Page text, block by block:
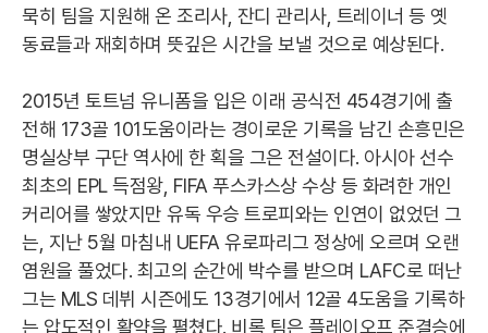
묵히 팀을 지원해 온 조리사, 잔디 관리사, 트레이너 등 옛
동료들과 재회하며 뜻깊은 시간을 보낼 것으로 예상된다.
2015년 토트넘 유니폼을 입은 이래 공식전 454경기에 출
전해 173골 101도움이라는 경이로운 기록을 남긴 손흥민은
명실상부 구단 역사에 한 획을 그은 전설이다. 아시아 선수
최초의 EPL 득점왕, FIFA 푸스카스상 수상 등 화려한 개인
커리어를 쌓았지만 유독 우승 트로피와는 인연이 없었던 그
는, 지난 5월 마침내 UEFA 유로파리그 정상에 오르며 오랜
염원을 풀었다. 최고의 순간에 박수를 받으며 LAFC로 떠난
그는 MLS 데뷔 시즌에도 13경기에서 12골 4도움을 기록하
는 압도적인 활약을 펼쳤다. 비록 팀은 플레이오프 준결승에